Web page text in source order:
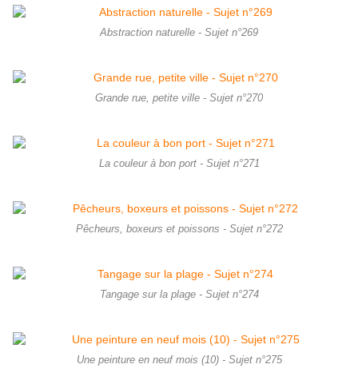
Abstraction naturelle - Sujet n°269
Grande rue, petite ville - Sujet n°270
La couleur à bon port - Sujet n°271
Pêcheurs, boxeurs et poissons - Sujet n°272
Tangage sur la plage - Sujet n°274
Une peinture en neuf mois (10) - Sujet n°275